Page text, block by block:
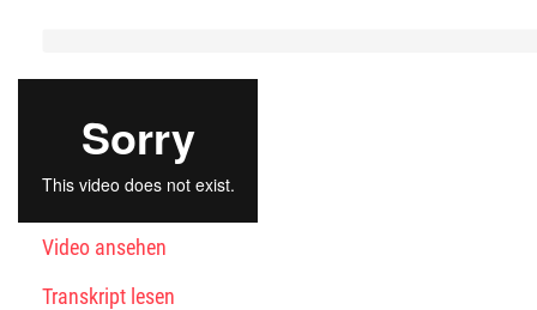
Video ansehen
Transkript lesen